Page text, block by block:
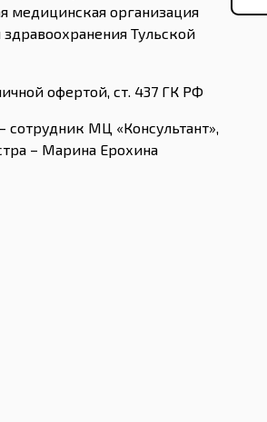
медицинская организация
Тульской
офертой, ст. 437 ГК РФ
сотрудник МЦ «Консультант»,
– Марина Ерохина